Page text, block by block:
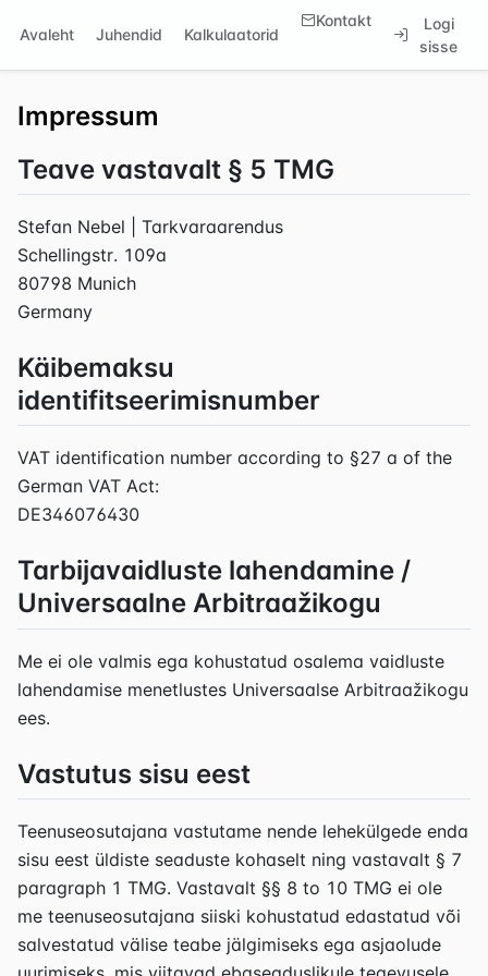
Avaleht Juhendid Kalkulaatorid
Kontakt
Logi
sisse
Impressum
Teave vastavalt § 5 TMG
Stefan Nebel | Tarkvaraarendus
Schellingstr. 109a
80798 Munich
Germany
Käibemaksu
identifitseerimisnumber
VAT identification number according to §27 a of the
German VAT Act:
DE346076430
Tarbijavaidluste lahendamine /
Universaalne Arbitraažikogu
Me ei ole valmis ega kohustatud osalema vaidluste
lahendamise menetlustes Universaalse Arbitraažikogu
ees.
Vastutus sisu eest
Teenuseosutajana vastutame nende lehekülgede enda
sisu eest üldiste seaduste kohaselt ning vastavalt § 7
paragraph 1 TMG. Vastavalt §§ 8 to 10 TMG ei ole
me teenuseosutajana siiski kohustatud edastatud või
salvestatud välise teabe jälgimiseks ega asjaolude